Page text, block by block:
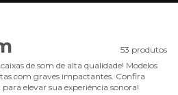
53 produtos
de som de alta qualidade! Modelos
com graves impactantes. Confira
elevar sua experiência sonora!